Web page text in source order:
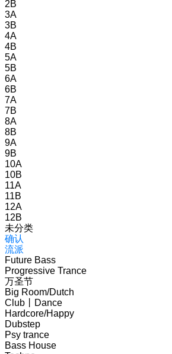
2B
3A
3B
4A
4B
5A
5B
6A
6B
7A
7B
8A
8B
9A
9B
10A
10B
11A
11B
12A
12B
未分类
确认
流派
Future Bass
Progressive Trance
万圣节
Big Room/Dutch
Club丨Dance
Hardcore/Happy
Dubstep
Psy trance
Bass House